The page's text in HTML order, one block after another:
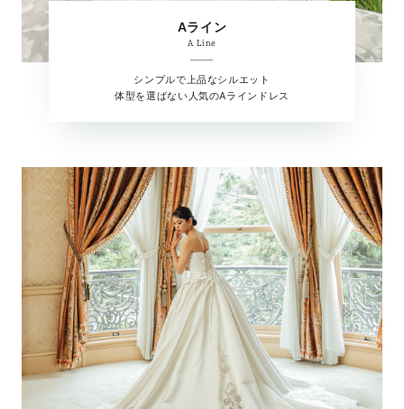
Aライン
A Line
シンプルで上品なシルエット
体型を選ばない人気のAラインドレス